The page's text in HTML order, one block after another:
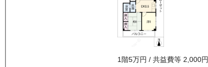
1階5万円 / 共益費等 2,000円